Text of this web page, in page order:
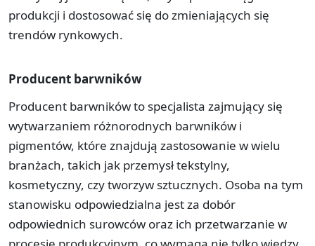
produkcji i dostosować się do zmieniających się
trendów rynkowych.
Producent barwników
Producent barwników to specjalista zajmujący się
wytwarzaniem różnorodnych barwników i
pigmentów, które znajdują zastosowanie w wielu
branżach, takich jak przemysł tekstylny,
kosmetyczny, czy tworzyw sztucznych. Osoba na tym
stanowisku odpowiedzialna jest za dobór
odpowiednich surowców oraz ich przetwarzanie w